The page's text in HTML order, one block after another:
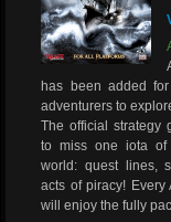
has been added
adventurers to
The official strategy
to miss one iota
world: quest lines,
acts of piracy! Every
will enjoy the fully